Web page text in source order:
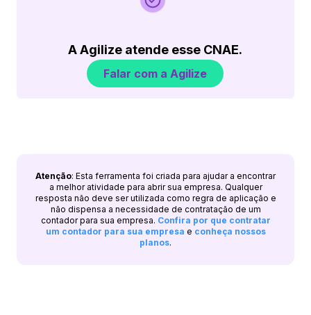
A Agilize atende esse CNAE.
Falar com a Agilize
Atenção: Esta ferramenta foi criada para ajudar a encontrar
a melhor atividade para abrir sua empresa. Qualquer
resposta não deve ser utilizada como regra de aplicação e
não dispensa a necessidade de contratação de um
contador para sua empresa. Confira por que contratar
um contador para sua empresa e conheça nossos
planos.